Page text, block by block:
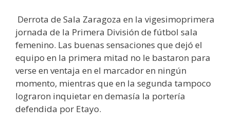
Derrota de Sala Zaragoza en la vigesimoprimera
jornada de la Primera División de fútbol sala
femenino. Las buenas sensaciones que dejó el
equipo en la primera mitad no le bastaron para
verse en ventaja en el marcador en ningún
momento, mientras que en la segunda tampoco
lograron inquietar en demasía la portería
defendida por Etayo.